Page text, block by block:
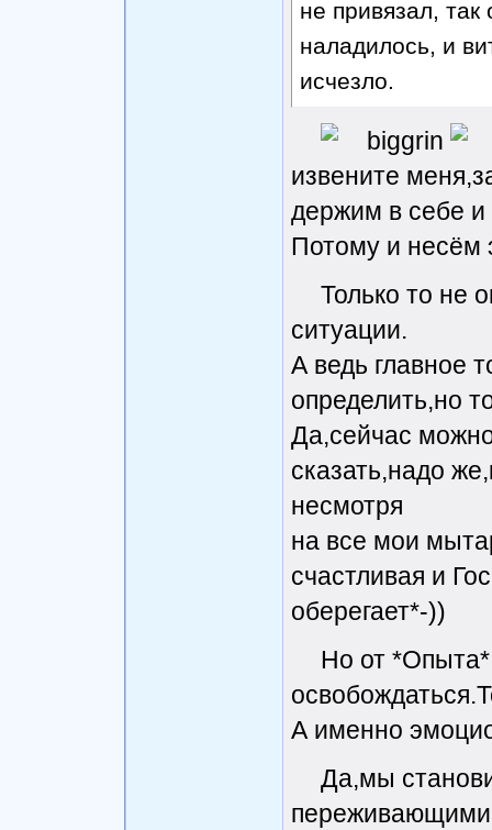
не привязал,
наладилось, и
исчезло.
извените
держим в себе
Потому и несём
Только то не
ситуации.
А ведь главное
определить,но
Да,сейчас
сказать,надо
несмотря
на все мои
счастливая и
оберегает*-))
Но от
А именно
Да,мы